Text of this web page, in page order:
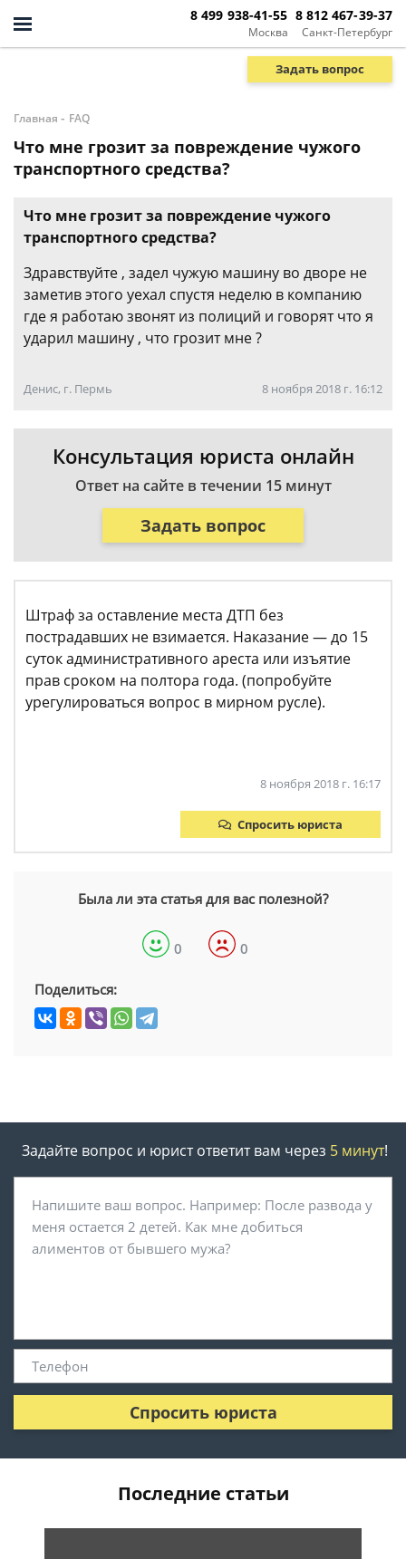
Москва
8 499 938-41-55
Санкт-Петербург
8 812 467-39-37
Задать вопрос
Главная - FAQ
Что мне грозит за повреждение чужого
транспортного средства?
Что мне грозит за повреждение чужого
транспортного средства?
Здравствуйте , задел чужую машину во дворе не
заметив этого уехал спустя неделю в компанию
где я работаю звонят из полиций и говорят что я
ударил машину , что грозит мне ?
Денис, г. Пермь 8 ноября 2018 г. 16:12
Консультация юриста онлайн
Ответ на сайте в течении 15 минут
Задать вопрос
Штраф за оставление места ДТП без
пострадавших не взимается. Наказание — до 15
суток административного ареста или изъятие
прав сроком на полтора года. (попробуйте
урегулироваться вопрос в мирном русле).
8 ноября 2018 г. 16:17
Спросить юриста
Была ли эта статья для вас полезной?
0 0
Поделиться:
Задайте вопрос и юрист ответит вам через 5 минут!
Спросить юриста
Последние статьи